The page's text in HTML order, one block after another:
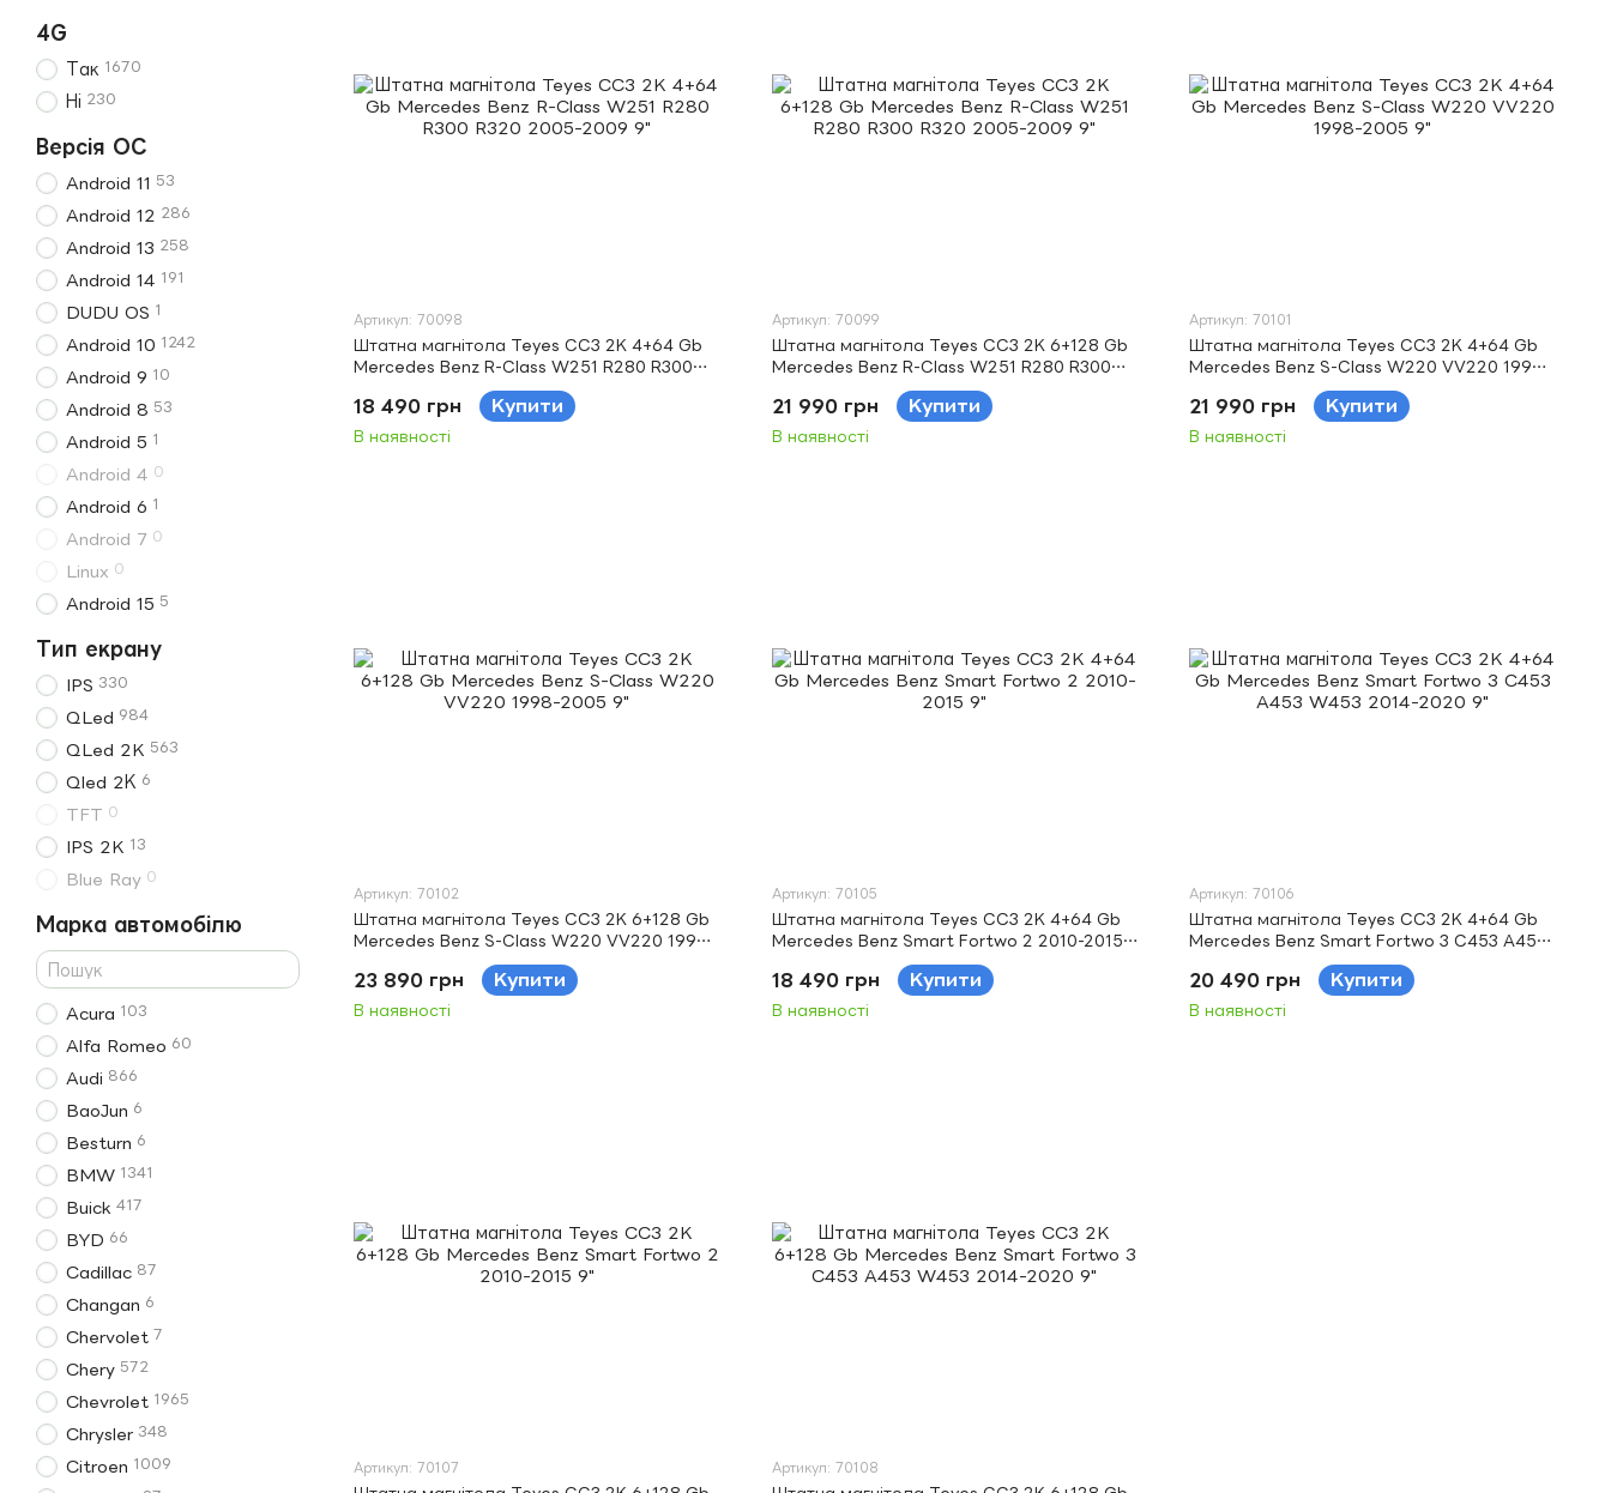
Артикул: 70098
Штатна магнітола Teyes CC3 2K 4+64 Gb
Mercedes Benz R-Class W251 R280 R300
R320 2005-2009 9"
18 490 грн Купити
В наявності
Артикул: 70099
Штатна магнітола Teyes CC3 2K 6+128 Gb
Mercedes Benz R-Class W251 R280 R300
R320 2005-2009 9"
21 990 грн Купити
В наявності
Артикул: 70101
Штатна магнітола Teyes CC3 2K 4+64 Gb
Mercedes Benz S-Class W220 VV220 1998-
21 990 грн Купити
В наявності
Артикул: 70102
Штатна магнітола Teyes CC3 2K 6+128 Gb
Mercedes Benz S-Class W220 VV220 1998-
23 890 грн Купити
В наявності
Артикул: 70105
Штатна магнітола Teyes CC3 2K 4+64 Gb
Mercedes Benz Smart Fortwo 2 2010-2015
18 490 грн Купити
В наявності
Артикул: 70106
Штатна магнітола Teyes CC3 2K 4+64 Gb
Mercedes Benz Smart Fortwo 3 C453 A453
W453 2014-2020 9"
20 490 грн Купити
В наявності
Артикул: 70107 Артикул: 70108
4G
Так 1670
Ні 230
Версія ОС
Android 11 53
Android 12 286
Android 13 258
Android 14 191
DUDU OS 1
Android 10 1242
Android 9 10
Android 8 53
Android 5 1
Android 4 0
Android 6 1
Android 7 0
Linux 0
Android 15 5
Тип екрану
IPS 330
QLed 984
QLed 2K 563
Qled 2К 6
TFT 0
IPS 2K 13
Blue Ray 0
Марка автомобілю
Acura 103
Alfa Romeo 60
Audi 866
BaoJun 6
Besturn 6
BMW 1341
Buick 417
BYD 66
Cadillac 87
Changan 6
Chervolet 7
Chery 572
Chevrolet 1965
Chrysler 348
Citroen 1009